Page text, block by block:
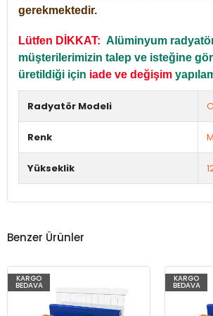
gerekmektedir.
Lütfen DİKKAT: Alüminyum
müşterilerimizin talep ve isteğine
üretildiği için iade ve değişim
Radyatör Modeli
Renk
Yükseklik
Benzer Ürünler
KARGO
BEDAVA
KARGO
BEDAVA